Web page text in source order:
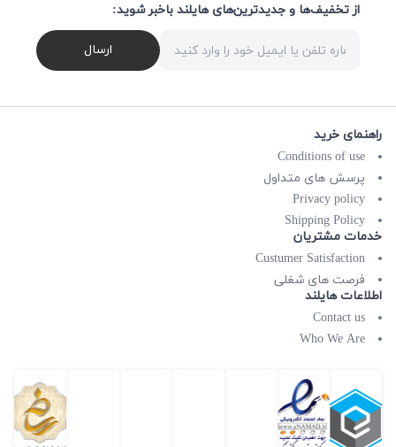
از تخفیف‌ها و جدیدترین‌های هایلند باخبر شوید:
ارسال
راهنمای خرید
Conditions of use
پرسش های متداول
Privacy policy
Shipping Policy
خدمات مشتریان
Custumer Satisfaction
فرصت های شغلی
اطلاعات هایلند
Contact us
Who We Are